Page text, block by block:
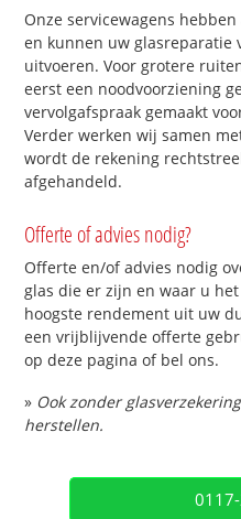
Onze servicewagens
en kunnen uw glasreparatie
uitvoeren. Voor grotere
eerst een noodvoorziening
vervolgafspraak gemaakt
Verder werken wij samen
wordt de rekening
afgehandeld.
Offerte of advies nodig?
Offerte en/of advies nodig
glas die er zijn en waar u
hoogste rendement uit uw
een vrijblijvende offerte
op deze pagina of bel ons.
» Ook zonder
herstellen.